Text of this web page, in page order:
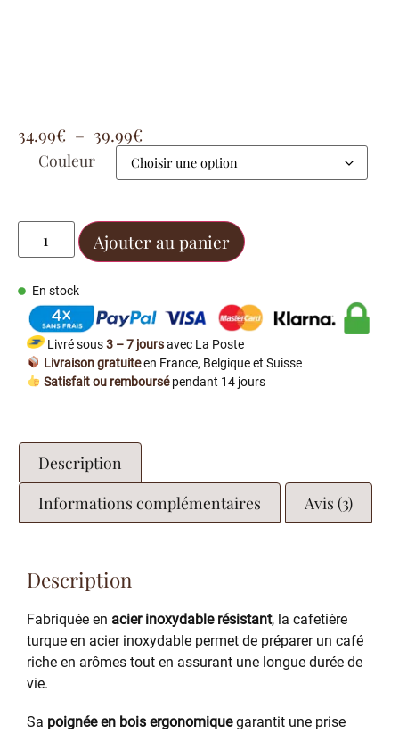
34.99€ – 39.99€
Couleur
Ajouter au panier
En stock
Livré sous3 – 7 joursavec La Poste
Livraison gratuiteen France, Belgique et Suisse
Satisfait ou remboursépendant 14 jours
Description
Informations complémentaires
Avis (3)
Description
Fabriquée en acier inoxydable résistant, la cafetière
turque en acier inoxydable permet de préparer un café
riche en arômes tout en assurant une longue durée de
vie.
Sa poignée en bois ergonomiquegarantit une prise